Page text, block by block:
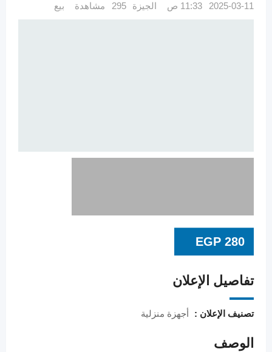
2025-03-11 11:33 ص الجيزة 295 مشاهدة بيع
EGP 280
تفاصيل الإعلان
تصنيف الإعلان : أجهزة منزلية
الوصف